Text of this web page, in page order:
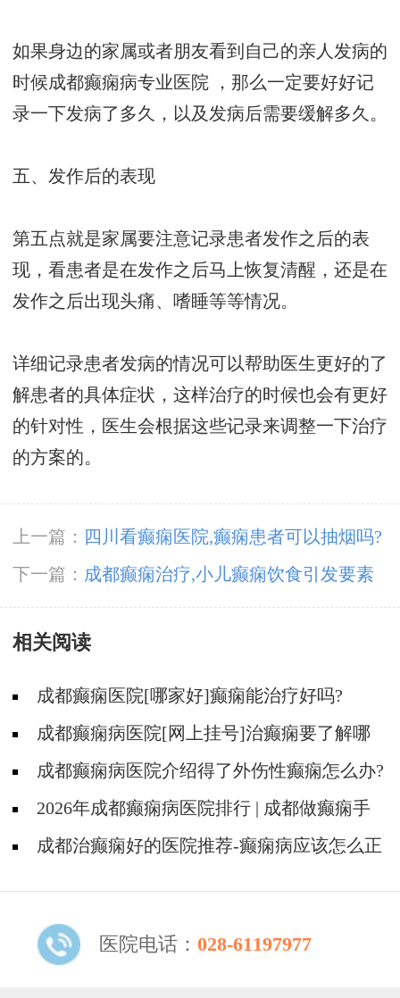
如果身边的家属或者朋友看到自己的亲人发病的
时候成都癫痫病专业医院 ，那么一定要好好记
录一下发病了多久，以及发病后需要缓解多久。
五、发作后的表现
第五点就是家属要注意记录患者发作之后的表
现，看患者是在发作之后马上恢复清醒，还是在
发作之后出现头痛、嗜睡等等情况。
详细记录患者发病的情况可以帮助医生更好的了
解患者的具体症状，这样治疗的时候也会有更好
的针对性，医生会根据这些记录来调整一下治疗
的方案的。
上一篇：
四川看癫痫医院,癫痫患者可以抽烟吗?
下一篇： 成都癫痫治疗,小儿癫痫饮食引发要素
有那些呢?
相关阅读
成都癫痫医院[哪家好]癫痫能治疗好吗?
成都癫痫病医院[网上挂号]治癫痫要了解哪
些常识问题?
成都癫痫病医院介绍得了外伤性癫痫怎么办?
2026年成都癫痫病医院排行 | 成都做癫痫手
术哪家医院靠谱？
成都治癫痫好的医院推荐-癫痫病应该怎么正
医院电话： 028-61197977